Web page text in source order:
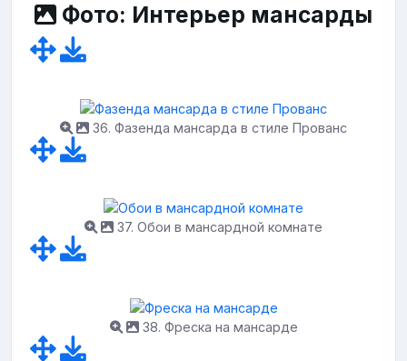
Фото: Интерьер мансарды
36. Фазенда мансарда в стиле Прованс
37. Обои в мансардной комнате
38. Фреска на мансарде